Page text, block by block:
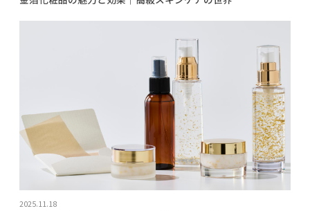
2025.11.18